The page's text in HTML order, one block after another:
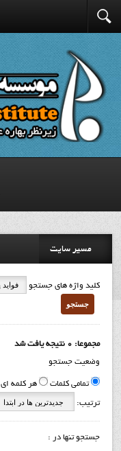
مسیر سایت
کلید واژه های جستجو
جستجو
مجموعا: 0 نتیجه یافت شد
وضعیت جستجو
تمامی کلمات هر کلمه ای
ترتیب:
جستجو تنها در :